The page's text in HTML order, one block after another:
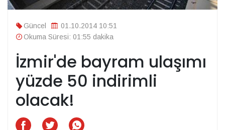
Güncel
01.10.2014 10:51
Okuma Süresi: 01:55 dakika
İzmir'de bayram ulaşımı
yüzde 50 indirimli
olacak!